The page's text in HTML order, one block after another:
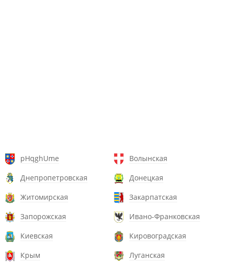
pHqghUme
Волынская
Днепропетровская
Донецкая
Житомирская
Закарпатская
Запорожская
Ивано-Франковская
Киевская
Кировоградская
Крым
Луганская